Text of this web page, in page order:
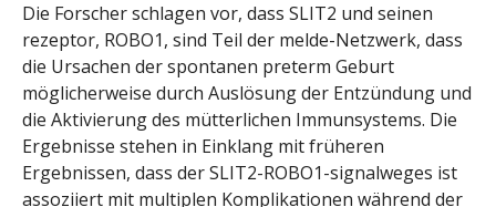
Die Forscher schlagen vor, dass SLIT2 und seinen
rezeptor, ROBO1, sind Teil der melde-Netzwerk, dass
die Ursachen der spontanen preterm Geburt
möglicherweise durch Auslösung der Entzündung und
die Aktivierung des mütterlichen Immunsystems. Die
Ergebnisse stehen in Einklang mit früheren
Ergebnissen, dass der SLIT2-ROBO1-signalweges ist
assoziiert mit multiplen Komplikationen während der